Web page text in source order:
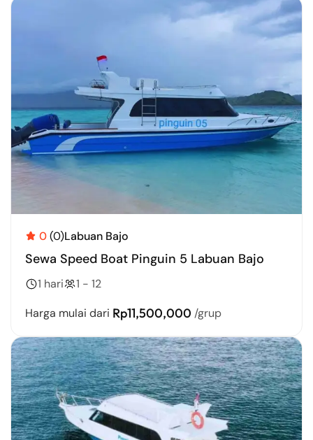
0(0)Labuan Bajo
Sewa Speed Boat Pinguin 5 Labuan Bajo
1 hari
1 - 12
Harga mulai dari Rp11,500,000 /grup